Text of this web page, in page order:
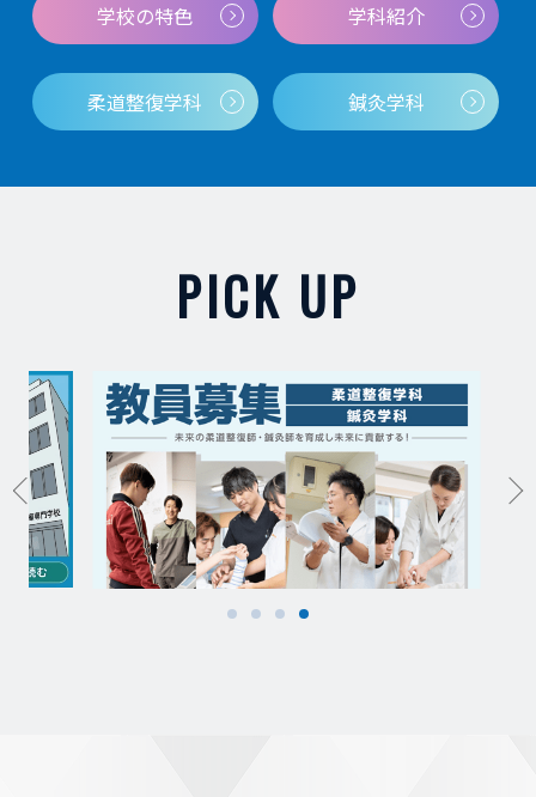
学校の特色
柔道整復学科
学科紹介
鍼灸学科
PICK UP